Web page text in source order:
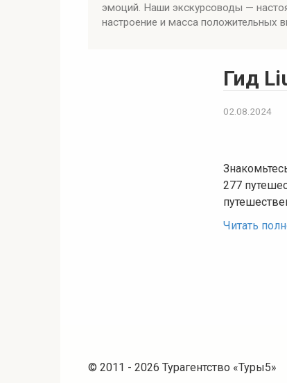
эмоций. Наши экскурсоводы —
настроение и масса положительных
Гид
02.08.2024
277
Читать
© 2011 - 2026 Турагентство «Туры5»